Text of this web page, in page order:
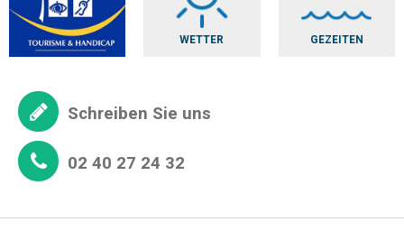
WETTER GEZEITEN
Schreiben Sie uns
02 40 27 24 32